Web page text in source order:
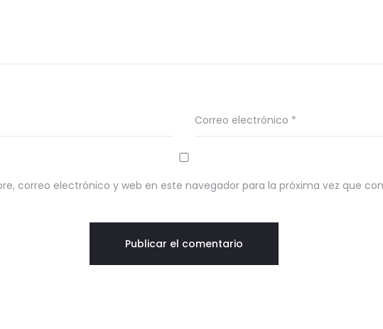
Correo electrónico *
correo electrónico y web en este navegador para la próxima vez que